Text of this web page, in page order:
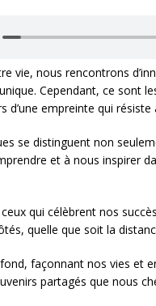
vie, nous rencontrons
Cependant, ce sont
empreinte qui résiste
se distinguent non
et à nous inspirer
qui célèbrent nos
quelle que soit la
façonnant nos vies et
partagés que nous